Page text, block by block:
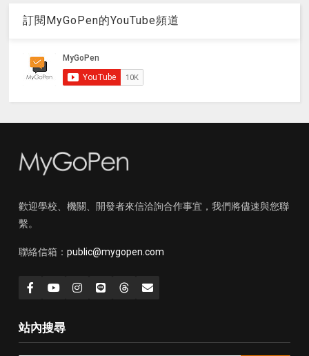
訂閱MyGoPen的YouTube頻道
歡迎學校、機關、開發者來信洽詢合作事宜，我們將儘速與您聯
繫。
聯絡信箱： public@mygopen.com
站內搜尋